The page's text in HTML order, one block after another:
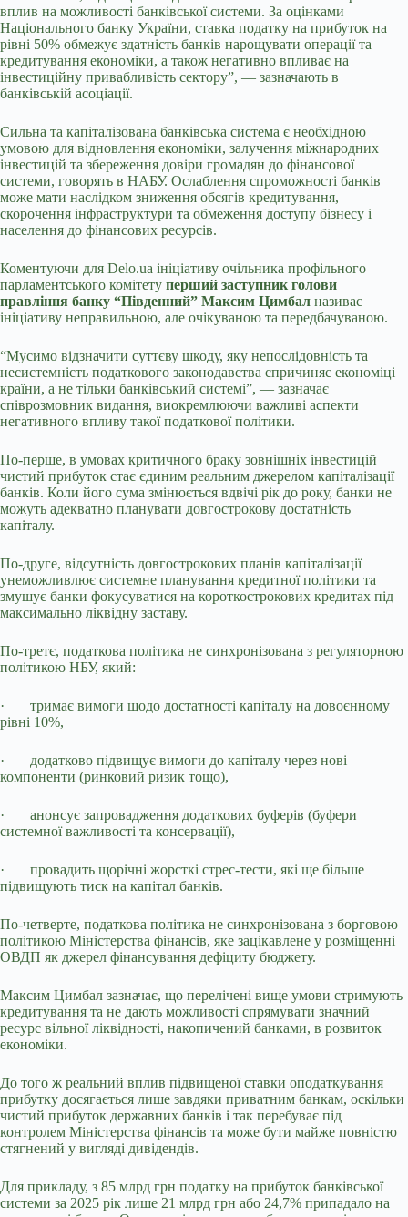
вплив на можливості банківської системи. За оцінками
Національного банку України, ставка податку на прибуток на
рівні 50% обмежує здатність банків нарощувати операції та
кредитування економіки, а також негативно впливає на
інвестиційну привабливість сектору”, — зазначають в
банківській асоціації.
Сильна та капіталізована банківська система є необхідною
умовою для відновлення економіки, залучення міжнародних
інвестицій та збереження довіри громадян до фінансової
системи, говорять в НАБУ. Ослаблення спроможності банків
може мати наслідком зниження обсягів кредитування,
скорочення інфраструктури та обмеження доступу бізнесу і
населення до фінансових ресурсів.
Коментуючи для Delo.ua ініціативу очільника профільного
парламентського комітету перший заступник голови
правління банку “Південний” Максим Цимбал називає
ініціативу неправильною, але очікуваною та передбачуваною.
“Мусимо відзначити суттєву шкоду, яку непослідовність та
несистемність податкового законодавства спричиняє економіці
країни, а не тільки банківський системі”, — зазначає
співрозмовник видання, виокремлюючи важливі аспекти
негативного впливу такої податкової політики.
По-перше, в умовах критичного браку зовнішніх інвестицій
чистий прибуток стає єдиним реальним джерелом капіталізації
банків. Коли його сума змінюється вдвічі рік до року, банки не
можуть адекватно планувати довгострокову достатність
капіталу.
По-друге, відсутність довгострокових планів капіталізації
унеможливлює системне планування кредитної політики та
змушує банки фокусуватися на короткострокових кредитах під
максимально ліквідну заставу.
По-третє, податкова політика не синхронізована з регуляторною
політикою НБУ, який:
·
тримає вимоги щодо достатності капіталу на довоєнному
рівні 10%,
·
додатково підвищує вимоги до капіталу через нові
компоненти (ринковий ризик тощо),
·
анонсує запровадження додаткових буферів (буфери
системної важливості та консервації),
·
провадить щорічні жорсткі стрес-тести, які ще більше
підвищують тиск на капітал банків.
По-четверте, податкова політика не синхронізована з борговою
політикою Міністерства фінансів, яке зацікавлене у розміщенні
ОВДП як джерел фінансування дефіциту бюджету.
Максим Цимбал зазначає, що перелічені вище умови стримують
кредитування та не дають можливості спрямувати значний
ресурс вільної ліквідності, накопичений банками, в розвиток
економіки.
До того ж реальний вплив підвищеної ставки оподаткування
прибутку досягається лише завдяки приватним банкам, оскільки
чистий прибуток державних банків і так перебуває під
контролем Міністерства фінансів та може бути майже повністю
стягнений у вигляді дивідендів.
Для прикладу, з 85 млрд грн податку на прибуток банківської
системи за 2025 рік лише 21 млрд грн або 24,7% припадало на